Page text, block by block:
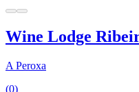
Wine Lodge
A Peroxa
(0)